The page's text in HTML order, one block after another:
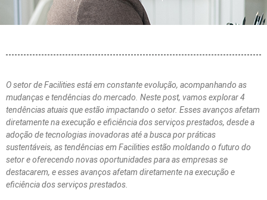
O setor de Facilities está em constante evolução, acompanhando as
mudanças e tendências do mercado. Neste post, vamos explorar 4
tendências atuais que estão impactando o setor. Esses avanços afetam
diretamente na execução e eficiência dos serviços prestados, desde a
adoção de tecnologias inovadoras até a busca por práticas
sustentáveis, as tendências em Facilities estão moldando o futuro do
setor e oferecendo novas oportunidades para as empresas se
destacarem, e esses avanços afetam diretamente na execução e
eficiência dos serviços prestados.